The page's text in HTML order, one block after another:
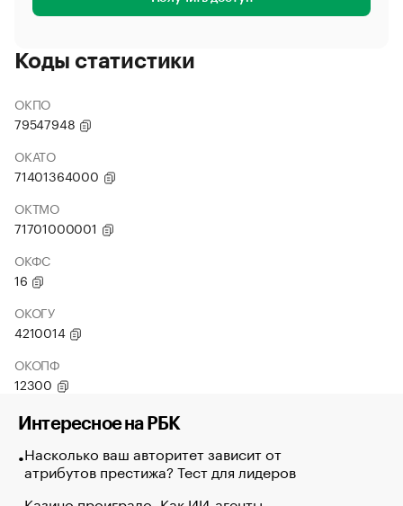
Коды статистики
ОКПО
79547948
ОКАТО
71401364000
ОКТМО
71701000001
ОКФС
16
ОКОГУ
4210014
ОКОПФ
12300
Интересное на РБК
Насколько ваш авторитет зависит от
атрибутов престижа? Тест для лидеров